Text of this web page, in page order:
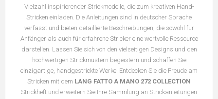
Vielzahl inspirierender Strickmodelle, die zum kreativen Hand-
Stricken einladen. Die Anleitungen sind in deutscher Sprache
verfasst und bieten detaillierte Beschreibungen, die sowohl für
Anfänger als auch für erfahrene Stricker eine wertvolle Ressource
darstellen. Lassen Sie sich von den vielseitigen Designs und den
hochwertigen Strickmustern begeistern und schaffen Sie
einzigartige, handgestrickte Werke. Entdecken Sie die Freude am
Stricken mit dem LANG FATTO A MANO 272 COLLECTION
Strickheft und erweitern Sie Ihre Sammlung an Strickanleitungen